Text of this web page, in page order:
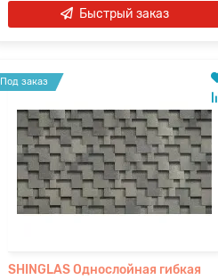
Быстрый заказ
Под заказ
SHINGLAS Однослойная гибкая